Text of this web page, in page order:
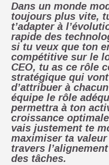
Dans un monde
toujours plus vite,
t’adapter à
rapide des
si tu veux que ton
compétitive sur le
CEO, tu as cerôle
stratégique qui
d’attribuer à
équipe lerôle
permettra à ton
croissance
vais justement te
maximiser ta valeur
travers
des tâches.